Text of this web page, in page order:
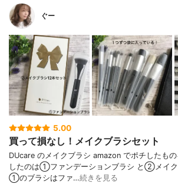
ぐー
5.00
買って損なし！メイクブラシセット
DUcare のメイクブラシ amazon でポチしたも
したのは①ファンデーションブラシ と②メイク
①のブラシはファ…続きを見る